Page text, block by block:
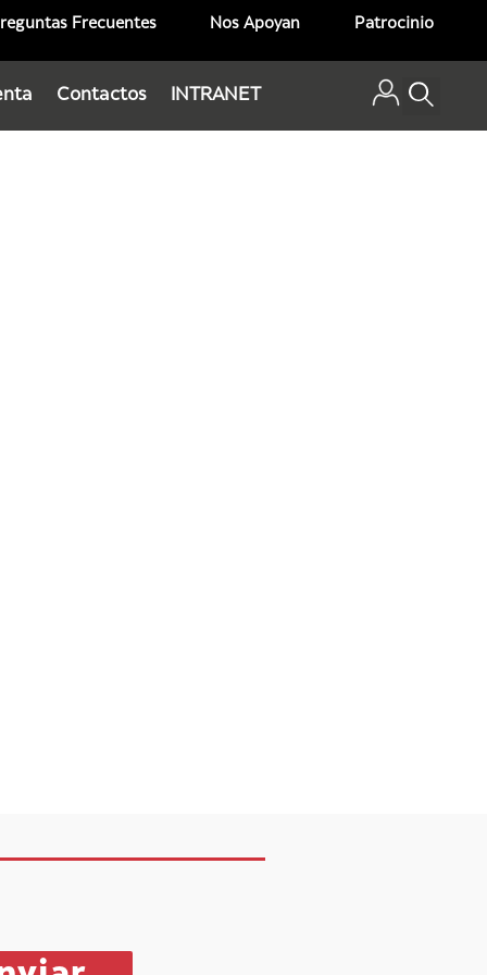
Frecuentes Nos Apoyan Patrocinio
Contactos INTRANET